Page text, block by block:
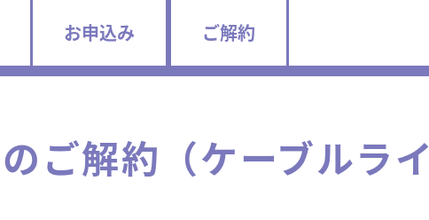
お申込み ご解約
ご解約（ケーブルライ